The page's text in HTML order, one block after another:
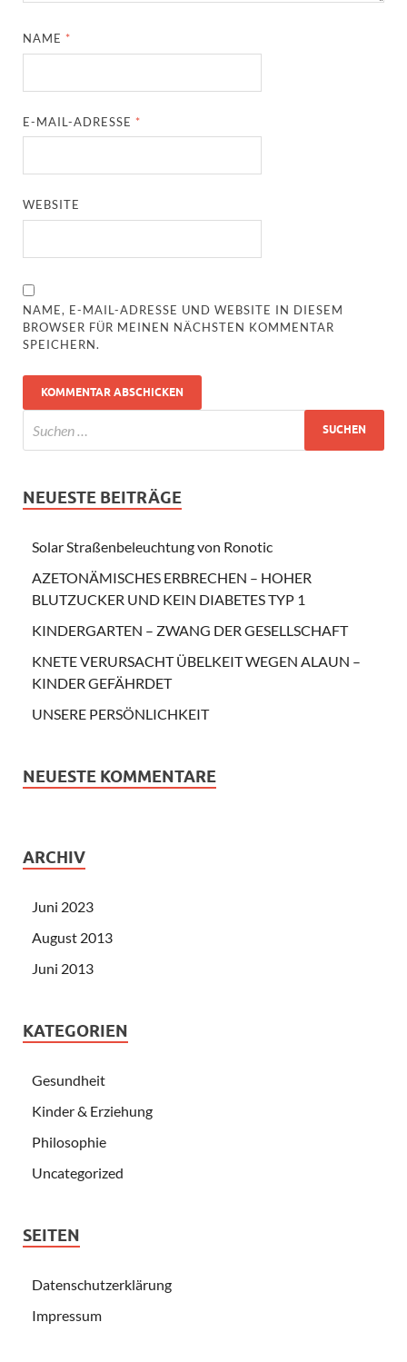
NAME *
E-MAIL-ADRESSE *
WEBSITE
NAME, E-MAIL-ADRESSE UND WEBSITE IN DIESEM
BROWSER FÜR MEINEN NÄCHSTEN KOMMENTAR
SPEICHERN.
NEUESTE BEITRÄGE
Solar Straßenbeleuchtung von Ronotic
AZETONÄMISCHES ERBRECHEN – HOHER
BLUTZUCKER UND KEIN DIABETES TYP 1
KINDERGARTEN – ZWANG DER GESELLSCHAFT
KNETE VERURSACHT ÜBELKEIT WEGEN ALAUN –
KINDER GEFÄHRDET
UNSERE PERSÖNLICHKEIT
NEUESTE KOMMENTARE
ARCHIV
Juni 2023
August 2013
Juni 2013
KATEGORIEN
Gesundheit
Kinder & Erziehung
Philosophie
Uncategorized
SEITEN
Datenschutzerklärung
Impressum